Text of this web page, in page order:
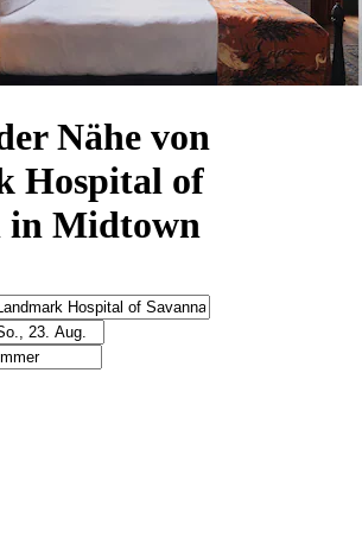
Nähe von
Hospital of
in Midtown